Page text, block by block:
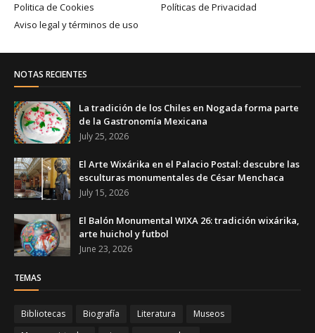
Politica de Cookies
Políticas de Privacidad
Aviso legal y términos de uso
NOTAS RECIENTES
La tradición de los Chiles en Nogada forma parte
de la Gastronomía Mexicana
July 25, 2026
El Arte Wixárika en el Palacio Postal: descubre las
esculturas monumentales de César Menchaca
July 15, 2026
El Balón Monumental WIXA 26: tradición wixárika,
arte huichol y futbol
June 23, 2026
TEMAS
Bibliotecas Biografía Literatura
Museos